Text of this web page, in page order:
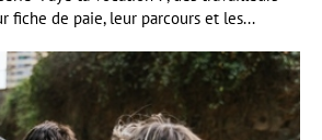
fiche de paie, leur parcours et les...